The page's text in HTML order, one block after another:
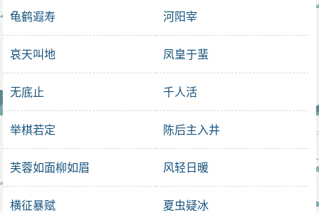
龟鹤遐寿 河阳宰
哀天叫地 凤皇于蜚
无底止 千人活
举棋若定 陈后主入井
芙蓉如面柳如眉 风轻日暖
横征暴赋 夏虫疑冰